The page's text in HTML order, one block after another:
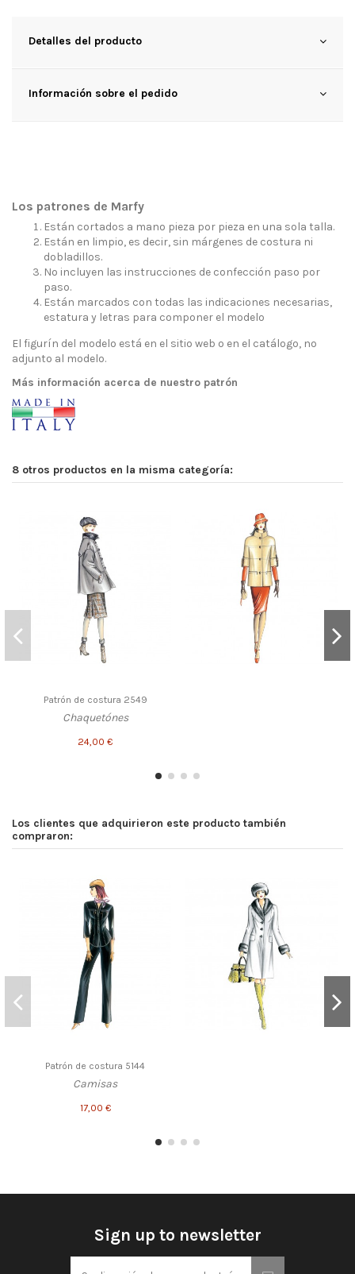
Detalles del producto
Información sobre el pedido
Los patrones de Marfy
Están cortados a mano pieza por pieza en una sola talla.
Están en limpio, es decir, sin márgenes de costura ni
dobladillos.
No incluyen las instrucciones de confección paso por
paso.
Están marcados con todas las indicaciones necesarias,
estatura y letras para componer el modelo
El figurín del modelo está en el sitio web o en el catálogo, no
adjunto al modelo.
Más información acerca de nuestro patrón
8 otros productos en la misma categoría:
Patrón de costura 2549
Chaquetónes
24,00 €
Los clientes que adquirieron este producto también
compraron:
Patrón de costura 5144
Camisas
17,00 €
Sign up to newsletter